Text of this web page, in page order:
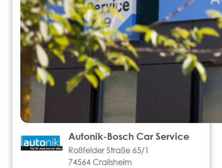
Autonik-Bosch Car Service
Roßfelder Straße 65/1
74564 Crailsheim